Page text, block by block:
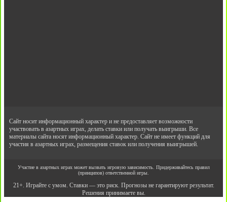
Сайт носит информационный характер и не предоставляет возможности
участвовать в азартных играх, делать ставки или получать выигрыши. Все
материалы сайта носят информационный характер. Сайт не имеет функций для
участия в азартных играх, размещения ставок или получения выигрышей.
Участие в азартных играх может вызвать игровую зависимость. Придерживайтесь правил
(принципов) ответственной игры.
21+. Играйте с умом. Ставки — это риск. Прогнозы не гарантируют результат.
Решения принимаете вы.